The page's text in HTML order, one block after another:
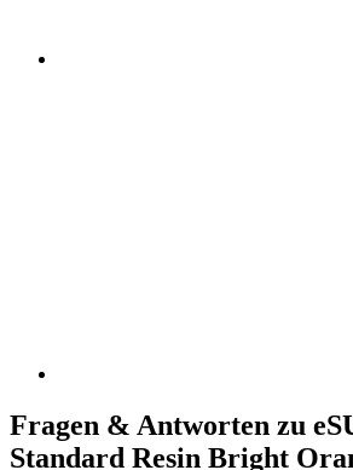
Fragen & Antworten zu
Standard Resin Bright